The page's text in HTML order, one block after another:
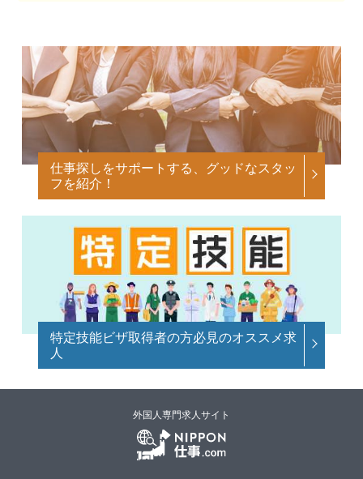
仕事探しをサポートする、グッドなスタッ
フを紹介！
特定技能ビザ取得者の方必見のオススメ求
人
外国人専門求人サイト